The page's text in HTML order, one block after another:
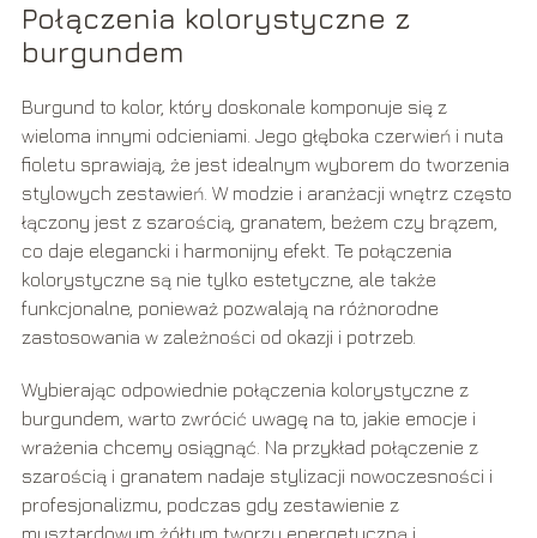
Połączenia kolorystyczne z
burgundem
Burgund to kolor, który doskonale komponuje się z
wieloma innymi odcieniami. Jego głęboka czerwień i nuta
fioletu sprawiają, że jest idealnym wyborem do tworzenia
stylowych zestawień. W modzie i aranżacji wnętrz często
łączony jest z szarością, granatem, beżem czy brązem,
co daje elegancki i harmonijny efekt. Te połączenia
kolorystyczne są nie tylko estetyczne, ale także
funkcjonalne, ponieważ pozwalają na różnorodne
zastosowania w zależności od okazji i potrzeb.
Wybierając odpowiednie połączenia kolorystyczne z
burgundem, warto zwrócić uwagę na to, jakie emocje i
wrażenia chcemy osiągnąć. Na przykład połączenie z
szarością i granatem nadaje stylizacji nowoczesności i
profesjonalizmu, podczas gdy zestawienie z
musztardowym żółtym tworzy energetyczną i